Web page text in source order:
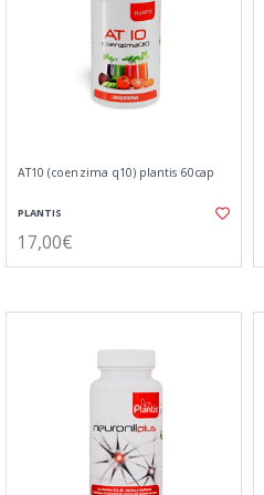
AT10 (coenzima q10) plantis 60cap
PLANTIS
17,00€